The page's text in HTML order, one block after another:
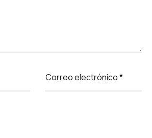
Correo electrónico*